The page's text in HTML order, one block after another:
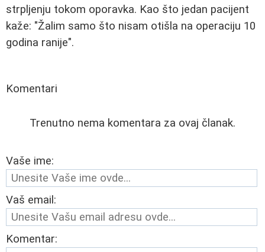
strpljenju tokom oporavka. Kao što jedan pacijent
kaže: "Žalim samo što nisam otišla na operaciju 10
godina ranije".
Komentari
Trenutno nema komentara za ovaj članak.
Vaše ime:
Vaš email:
Komentar: